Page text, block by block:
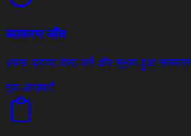
व्याकरण जाँच
अपना ड्राफ्ट पेस्ट करें और सुधरा हुआ संस्करण
टूल आज़माएँ